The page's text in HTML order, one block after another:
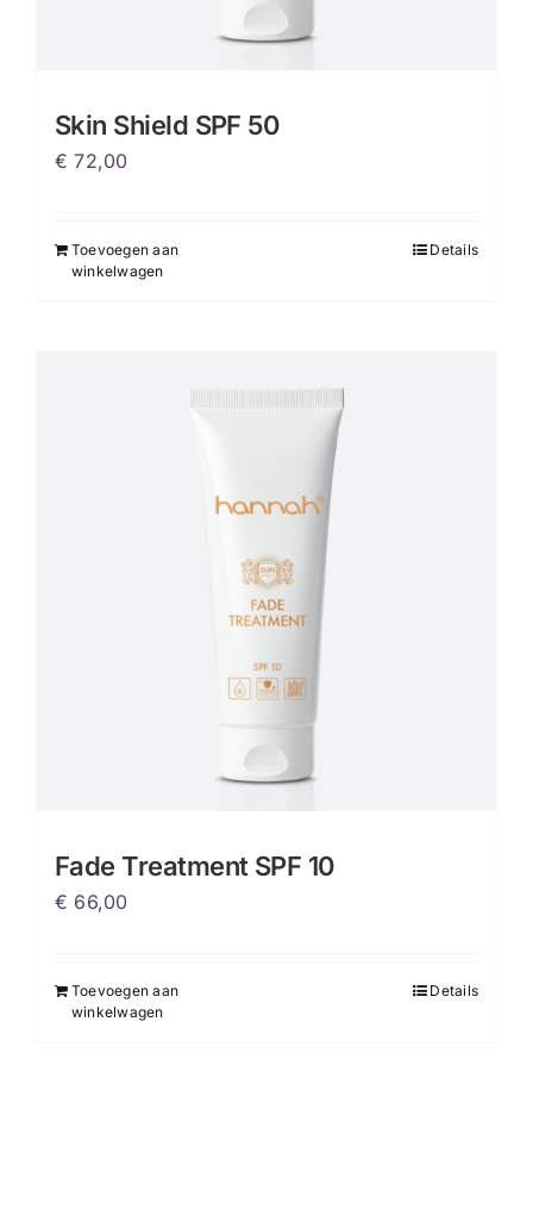
Skin Shield SPF 50
€ 72,00
Toevoegen aan
winkelwagen
Details
Fade Treatment SPF 10
€ 66,00
Toevoegen aan
winkelwagen
Details